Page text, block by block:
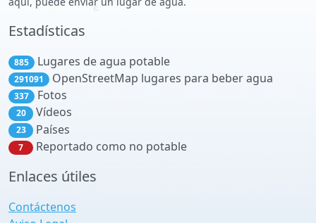
Estadísticas
885 Lugares de agua potable
291091 OpenStreetMap lugares para beber agua
337 Fotos
20 Vídeos
23 Países
7 Reportado como no potable
Enlaces útiles
Contáctenos